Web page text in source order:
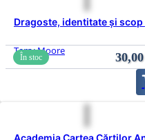
Terry Moore
În stoc 30,00